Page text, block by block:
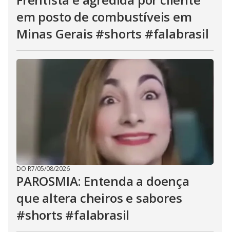
em posto de combustíveis em
Minas Gerais #shorts #falabrasil
DO R7/05/08/2026
PAROSMIA: Entenda a doença
que altera cheiros e sabores
#shorts #falabrasil